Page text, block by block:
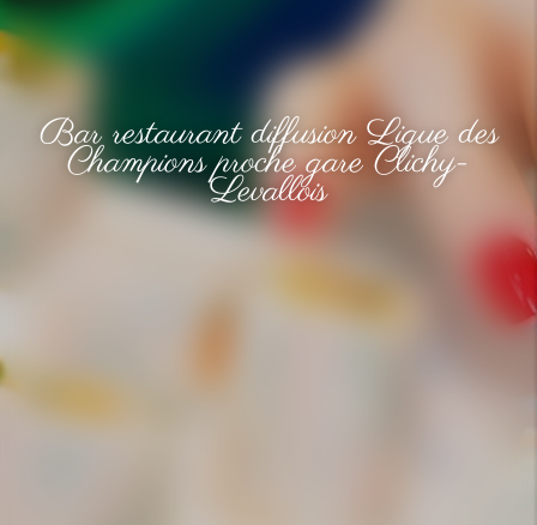
Bar restaurant diffusion Ligue des
Champions proche gare Clichy-
Levallois